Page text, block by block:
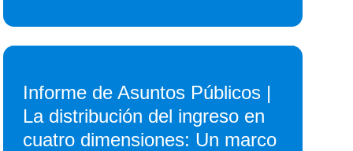
Informe de Asuntos Públicos |
La distribución del ingreso en
cuatro dimensiones: Un marco